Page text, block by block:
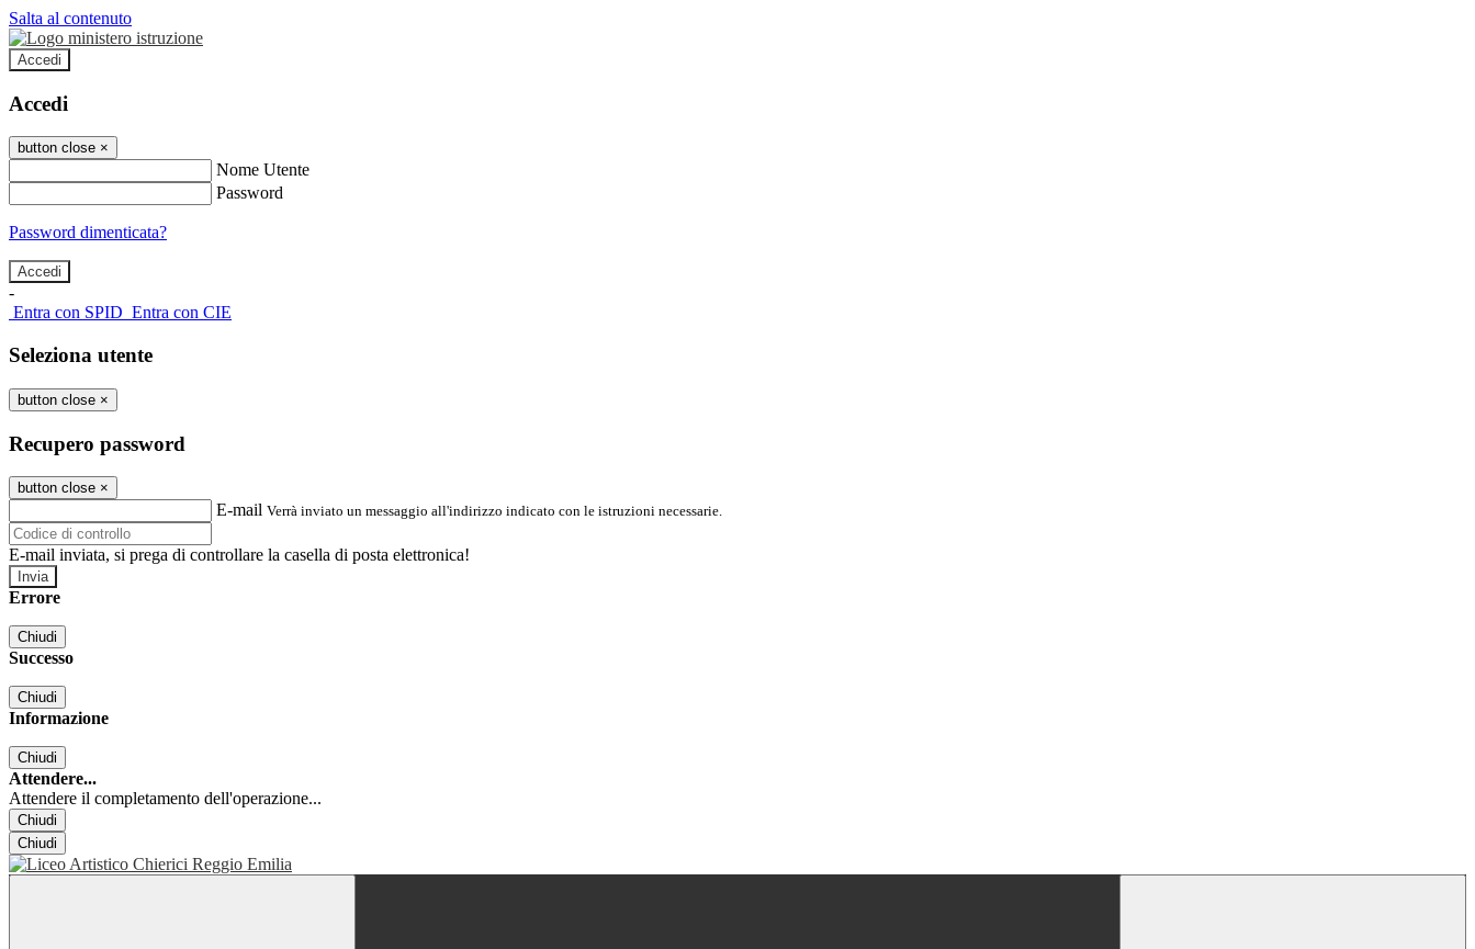
Salta al contenuto
Accedi
Accedi
button close ×
Nome Utente
Password
Password dimenticata?
-
Entra con SPID Entra con CIE
Seleziona utente
button close ×
Recupero password
button close ×
E-mail Verrà inviato un messaggio all'indirizzo indicato con le istruzioni necessarie.
E-mail inviata, si prega di controllare la casella di posta elettronica!
Errore
Chiudi
Successo
Chiudi
Informazione
Chiudi
Attendere...
Attendere il completamento dell'operazione...
Chiudi
Chiudi